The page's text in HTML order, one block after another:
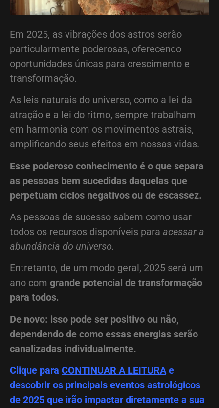
Em 2025, as vibrações dos astros serão
particularmente poderosas, oferecendo
oportunidades únicas para crescimento e
transformação.
As leis naturais do universo, como a lei da
atração e a lei do ritmo, sempre trabalham
em harmonia com os movimentos astrais,
amplificando seus efeitos em nossas vidas.
Esse poderoso conhecimento é o que separa
as pessoas bem sucedidas daquelas que
perpetuam ciclos negativos ou de escassez.
As pessoas de sucesso sabem como usar
todos os recursos disponíveis para acessar a
abundância do universo.
Entretanto, de um modo geral, 2025 será um
ano com grande potencial de transformação
para todos.
De novo: isso pode ser positivo ou não,
dependendo de como essas energias serão
canalizadas individualmente.
Clique para CONTINUAR A LEITURAe
descobrir os principais eventos astrológicos
de 2025 que irão impactar diretamente a sua